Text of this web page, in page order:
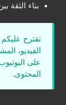
بناء الثقة
نقترح
الفيديو،
على
المحتوى.